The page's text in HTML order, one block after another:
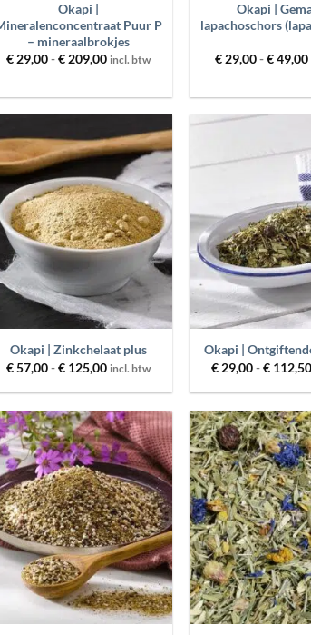
Okapi |
Puur P
– mineraalbrokjes
€29,00-€209,00Prijsklasse:
€ 209,00
incl. btw
Okapi |
lapachoschors
€29,00-€49,00
Toevoegen
aan
wenslijst
Okapi | Zinkchelaat plus
€57,00-€125,00Prijsklasse:
tot
incl. btw
Okapi |
€ 29,00-€ 112,50
Toevoegen
aan
wenslijst
+